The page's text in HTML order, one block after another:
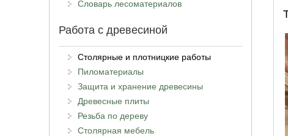
Словарь лесоматериалов
Работа с древесиной
Столярные и плотницкие работы
Пиломатериалы
Защита и хранение древесины
Древесные плиты
Резьба по дереву
Столярная мебель